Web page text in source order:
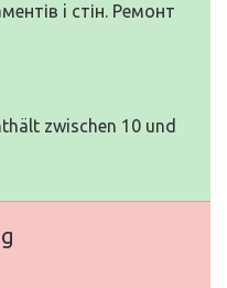
i стін. Ремонт
zwischen 10 und